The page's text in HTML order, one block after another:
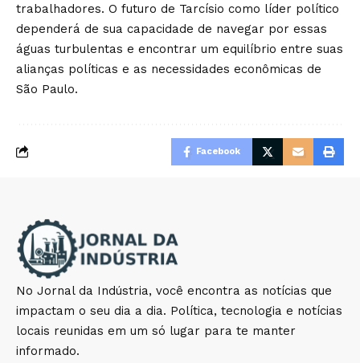
trabalhadores. O futuro de Tarcísio como líder político
dependerá de sua capacidade de navegar por essas
águas turbulentas e encontrar um equilíbrio entre suas
alianças políticas e as necessidades econômicas de
São Paulo.
Facebook
No Jornal da Indústria, você encontra as notícias que
impactam o seu dia a dia. Política, tecnologia e notícias
locais reunidas em um só lugar para te manter
informado.